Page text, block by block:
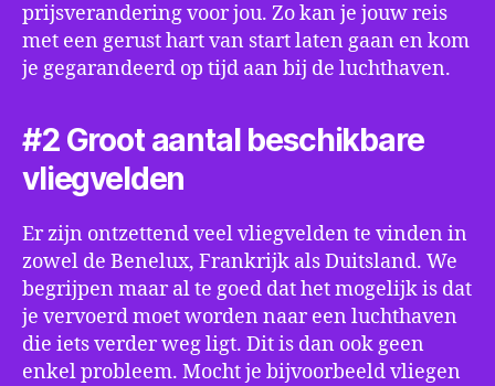
prijsverandering voor jou. Zo kan je jouw reis
met een gerust hart van start laten gaan en kom
je gegarandeerd op tijd aan bij de luchthaven.
#2 Groot aantal beschikbare
vliegvelden
Er zijn ontzettend veel vliegvelden te vinden in
zowel de Benelux, Frankrijk als Duitsland. We
begrijpen maar al te goed dat het mogelijk is dat
je vervoerd moet worden naar een luchthaven
die iets verder weg ligt. Dit is dan ook geen
enkel probleem. Mocht je bijvoorbeeld vliegen